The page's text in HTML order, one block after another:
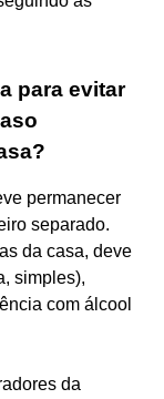
para evitar
permanecer
separado.
da casa, deve
simples),
com álcool
da